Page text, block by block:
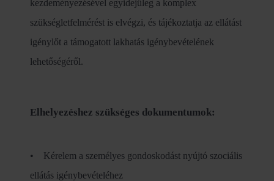
kezdeményezésével egyidejűleg a komplex
szükségletfelmérést is elvégzi, és tájékoztatja az ellátást
igénylőt a támogatott lakhatás igénybevételének
lehetőségéről.
Elhelyezéshez szükséges dokumentumok:
• Kérelem a személyes gondoskodást nyújtó szociális
ellátás igénybevételéhez